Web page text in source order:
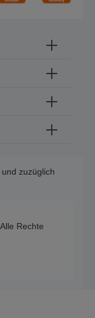
zuzüglich
Rechte